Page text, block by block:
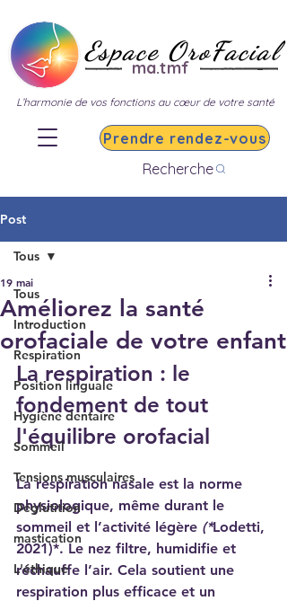
Recherche
Prendre rendez-vous
ma.tmf
Espace OroFacial
L’harmonie de vos fonctions au cœur de votre santé
Post
Tous
Introduction
Respiration
Position linguale
Hygiène dentaire
Sommeil
Tensions musculaires
Déglutition
mastication
L'éthique
Tous
Améliorez la santé
orofaciale de votre enfant
19 mai
La respiration : le
fondement de tout
l'équilibre orofacial
La respiration nasale est la norme
physiologique, même durant le
sommeil et l’activité légère (*Lodetti,
2021)*. Le nez filtre, humidifie et
réchauffe l’air. Cela soutient une
respiration plus efficace et un